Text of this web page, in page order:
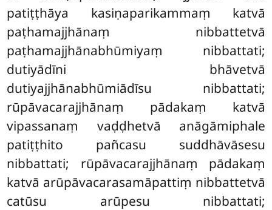
patiṭṭhāya kasiṇaparikammaṃ katvā
paṭhamajjhānaṃ nibbattetvā
paṭhamajjhānabhūmiyaṃ nibbattati;
dutiyādīni bhāvetvā
dutiyajjhānabhūmiādīsu nibbattati;
rūpāvacarajjhānaṃ pādakaṃ katvā
vipassanaṃ vaḍḍhetvā anāgāmiphale
patiṭṭhito pañcasu suddhāvāsesu
nibbattati; rūpāvacarajjhānaṃ pādakaṃ
katvā arūpāvacarasamāpattiṃ nibbattetvā
catūsu arūpesu nibbattati;